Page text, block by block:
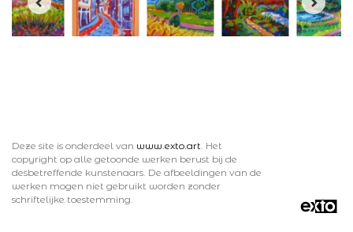
Deze site is onderdeel van www.exto.art . Het
copyright op alle getoonde werken berust bij de
desbetreffende kunstenaars. De afbeeldingen van de
werken mogen niet gebruikt worden zonder
schriftelijke toestemming.